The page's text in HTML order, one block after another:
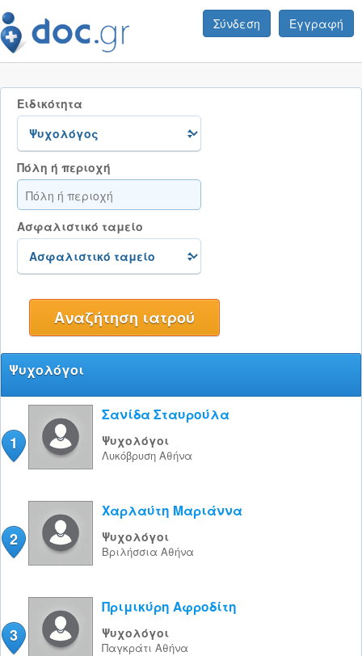
Σύνδεση Εγγραφή
Ειδικότητα
Πόλη ή περιοχή
Ασφαλιστικό ταμείο
Ψυχολόγοι
1
Σανίδα Σταυρούλα
Ψυχολόγοι
Λυκόβρυση Αθήνα
2
Χαρλαύτη Μαριάννα
Ψυχολόγοι
Βριλήσσια Αθήνα
3
Πριμικύρη Αφροδίτη
Ψυχολόγοι
Παγκράτι Αθήνα